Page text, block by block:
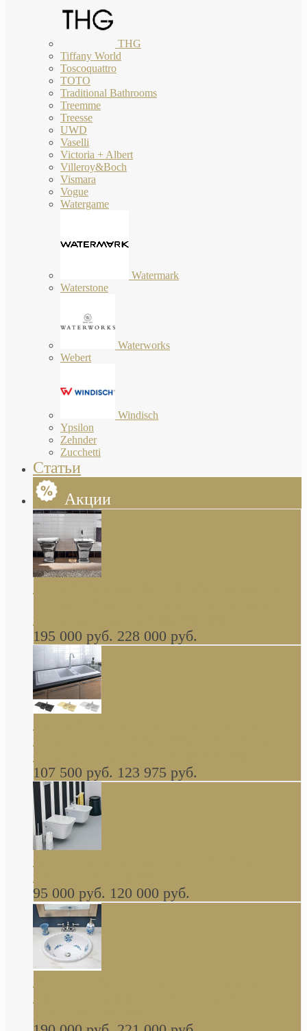
THG
Tiffany World
Toscoquattro
TOTO
Traditional Bathrooms
Treemme
Treesse
UWD
Vaselli
Victoria + Albert
Villeroy&Boch
Vismara
Vogue
Watergame
Watermark
Waterstone
Waterworks
Webert
Windisch
Ypsilon
Zehnder
Zucchetti
Статьи
Акции
Butterfly Scarabeo КОМПЛЕКТ санфаянса
глянцевая платина В НАЛИЧИИ
195 000 руб. 228 000 руб.
керамическая мойка 1160 x 510 мм белая,
серая, черная, бежевая В НАЛИЧИИ
107 500 руб. 123 975 руб.
навесное КОМПЛЕКТ
95 000 руб. 120 000 руб.
Decorated Bathroom раковина овальная
встраиваемая для ванной с рисунком синяя
роза В НАЛИЧИИ